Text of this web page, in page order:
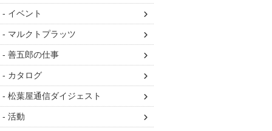
イベント
マルクトプラッツ
善五郎の仕事
カタログ
松葉屋通信ダイジェスト
活動